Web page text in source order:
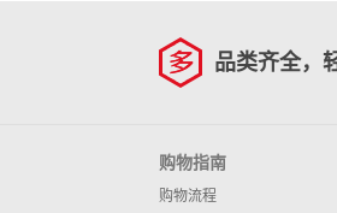
品类齐全，
购物指南
购物流程